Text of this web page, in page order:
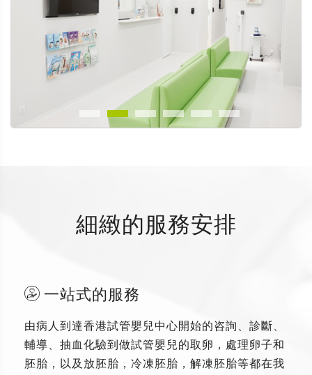
細緻的服務安排
一站式的服務
由病人到達香港試管嬰兒中心開始的咨詢、診斷、
輔導、抽血化驗到做試管嬰兒的取卵，處理卵子和
胚胎，以及放胚胎，冷凍胚胎，解凍胚胎等都在我